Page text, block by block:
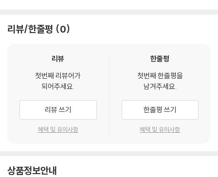
리뷰/한줄평 0
리뷰
첫번째 리뷰어가
되어주세요.
리뷰 쓰기
혜택 및 유의사항
한줄평
첫번째 한줄평을
남겨주세요.
한줄평 쓰기
혜택 및 유의사항
상품정보안내